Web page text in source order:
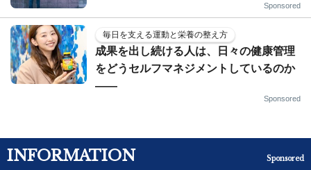
Sponsored
毎日を支える運動と栄養の整え方
成果を出し続ける人は、日々の健康管理
をどうセルフマネジメントしているのか
——
Sponsored
INFORMATION Sponsored